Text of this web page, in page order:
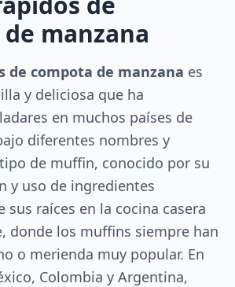
manzana
de compota de manzana es
y deliciosa que ha
en muchos países de
diferentes nombres y
de muffin, conocido por su
y uso de ingredientes
sus raíces en la cocina casera
donde los muffins siempre han
o merienda muy popular. En
Colombia y Argentina,